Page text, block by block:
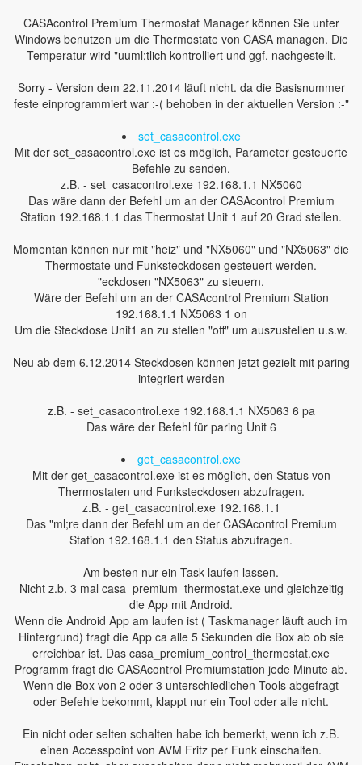
CASAcontrol Premium Thermostat Manager können Sie unter
Windows benutzen um die Thermostate von CASA managen. Die
Temperatur wird "uuml;tlich kontrolliert und ggf. nachgestellt.
Sorry - Version dem 22.11.2014 läuft nicht. da die Basisnummer
feste einprogrammiert war :-( behoben in der aktuellen Version :-"
set_casacontrol.exe
Mit der set_casacontrol.exe ist es möglich, Parameter gesteuerte
Befehle zu senden.
z.B. - set_casacontrol.exe 192.168.1.1 NX5060
Das wäre dann der Befehl um an der CASAcontrol Premium
Station 192.168.1.1 das Thermostat Unit 1 auf 20 Grad stellen.
Momentan können nur mit "heiz" und "NX5060" und "NX5063" die
Thermostate und Funksteckdosen gesteuert werden.
"eckdosen "NX5063" zu steuern.
Wäre der Befehl um an der CASAcontrol Premium Station
192.168.1.1 NX5063 1 on
Um die Steckdose Unit1 an zu stellen "off" um auszustellen u.s.w.
Neu ab dem 6.12.2014 Steckdosen können jetzt gezielt mit paring
integriert werden
z.B. - set_casacontrol.exe 192.168.1.1 NX5063 6 pa
Das wäre der Befehl für paring Unit 6
get_casacontrol.exe
Mit der get_casacontrol.exe ist es möglich, den Status von
Thermostaten und Funksteckdosen abzufragen.
z.B. - get_casacontrol.exe 192.168.1.1
Das "ml;re dann der Befehl um an der CASAcontrol Premium
Station 192.168.1.1 den Status abzufragen.
Am besten nur ein Task laufen lassen.
Nicht z.b. 3 mal casa_premium_thermostat.exe und gleichzeitig
die App mit Android.
Wenn die Android App am laufen ist ( Taskmanager läuft auch im
Hintergrund) fragt die App ca alle 5 Sekunden die Box ab ob sie
erreichbar ist. Das casa_premium_control_thermostat.exe
Programm fragt die CASAcontrol Premiumstation jede Minute ab.
Wenn die Box von 2 oder 3 unterschiedlichen Tools abgefragt
oder Befehle bekommt, klappt nur ein Tool oder alle nicht.
Ein nicht oder selten schalten habe ich bemerkt, wenn ich z.B.
einen Accesspoint von AVM Fritz per Funk einschalten.